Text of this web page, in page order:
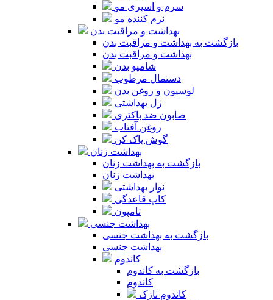
سرم و اسپری مو
نرم کننده مو
بهداشت و مراقبت بدن
بازگشت به بهداشت و مراقبت بدن
بهداشت و مراقبت بدن
شامپو بدن
دستمال مرطوب
لوسیون و روغن بدن
ژل بهداشتی
صابون ضد باکتری
روغن آفتاب
گوش پاک کن
بهداشت زنان
بازگشت به بهداشت زنان
بهداشت زنان
نوار بهداشتی
کاپ قاعدگی
تامپون
بهداشت جنسی
بازگشت به بهداشت جنسی
بهداشت جنسی
کاندوم
بازگشت به کاندوم
کاندوم
کاندوم نازک